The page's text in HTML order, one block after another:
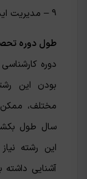
9 – مدیریت ایده‌ها و پیشنهادات خلاقانه و نوآوری‌ها.
طول دوره
دوره
بودن این
مختلف، ممکن
سال طول
این رشته
آشنایی